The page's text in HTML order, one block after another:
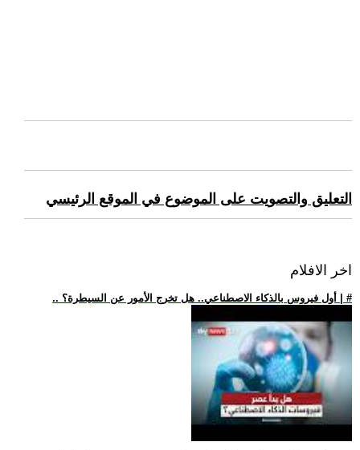
التعليق والتصويت على الموضوع في الموقع الرئيسي
اخر الافلام
.. أول فيروس بالذكاء الاصطناعي.. هل تخرج الأمور عن السيطرة؟ | #